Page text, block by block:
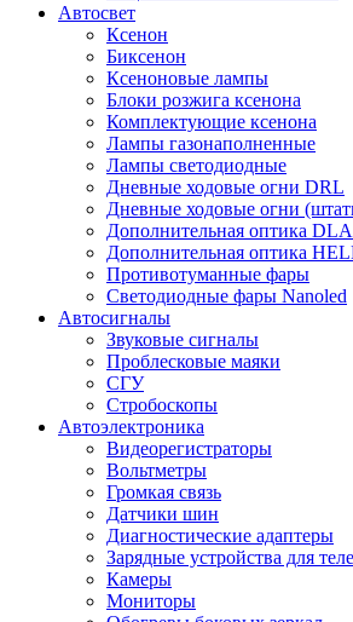
Автосвет
Ксенон
Биксенон
Ксеноновые лампы
Блоки розжига ксенона
Комплектующие ксенона
Лампы газонаполненные
Лампы светодиодные
Дневные ходовые огни DRL
Дневные ходовые огни
Дополнительная оптика
Дополнительная оптика
Противотуманные фары
Светодиодные фары Nanoled
Автосигналы
Звуковые сигналы
Проблесковые маяки
СГУ
Стробоскопы
Автоэлектроника
Видеорегистраторы
Вольтметры
Громкая связь
Датчики шин
Диагностические адаптеры
Зарядные устройства для
Камеры
Мониторы